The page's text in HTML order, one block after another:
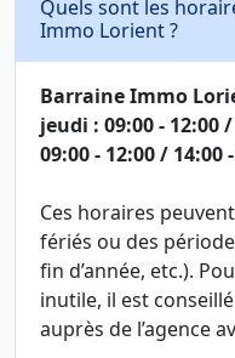
Quels sont les
Immo Lorient ?
Barraine Immo
jeudi : 09:00 - 12:00
09:00 - 12:00 / 14:00
Ces horaires
fériés ou des
fin d’année, etc.).
inutile, il est
auprès de l’agence